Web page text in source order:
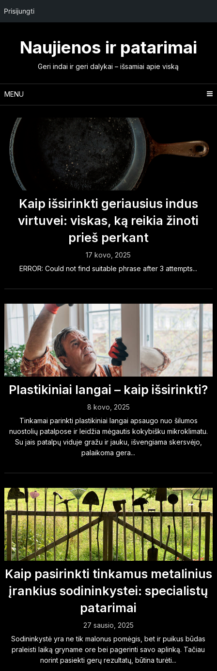
Prisijungti
contentNaujienos ir patarimai
Geri indai ir geri dalykai – išsamiai apie viską
MENU
Kaip išsirinkti geriausius indus
virtuvei: viskas, ką reikia žinoti
prieš perkant
17 kovo, 2025
ERROR: Could not find suitable phrase after 3 attempts...
Plastikiniai langai – kaip išsirinkti?
8 kovo, 2025
Tinkamai parinkti plastikiniai langai apsaugo nuo šilumos
nuostolių patalpose ir leidžia mėgautis kokybišku mikroklimatu.
Su jais patalpų viduje gražu ir jauku, išvengiama skersvėjo,
palaikoma gera...
Kaip pasirinkti tinkamus metalinius
įrankius sodininkystei: specialistų
patarimai
27 sausio, 2025
Sodininkystė yra ne tik malonus pomėgis, bet ir puikus būdas
praleisti laiką gryname ore bei pagerinti savo aplinką. Tačiau
norint pasiekti gerų rezultatų, būtina turėti...